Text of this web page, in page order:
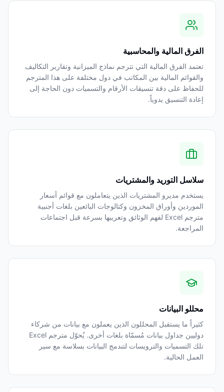
الفرق المالية والمحاسبية
تعتمد الفرق المالية التي تترجم نماذج الميزانية وتقارير التكاليف
والقوائم المالية بين المكاتب في دول مختلفة على هذا المترجم
للحفاظ على دقة تنسيقات الأرقام والتسميات دون الحاجة إلى
إعادة التنسيق يدوياً.
سلاسل التوريد والمشتريات
يستخدم مديرو المشتريات الذين يتعاملون مع قوائم أسعار
الموردين وأوراق المخزون وكتالوجات البائعين بلغات أجنبية
مترجم Excel لفهم الوثائق وتعريبها بسرعة قبل اجتماعات
المراجعة.
محللو البيانات
كثيراً ما يستقبل المحللون الذين يعملون مع بيانات من شركاء
دوليين جداول بيانات مُسمّاة بلغات أخرى. يُحوّل مترجم Excel
تلك التسميات والترويسات لتندمج البيانات بسلاسة مع سير
العمل الحالية.